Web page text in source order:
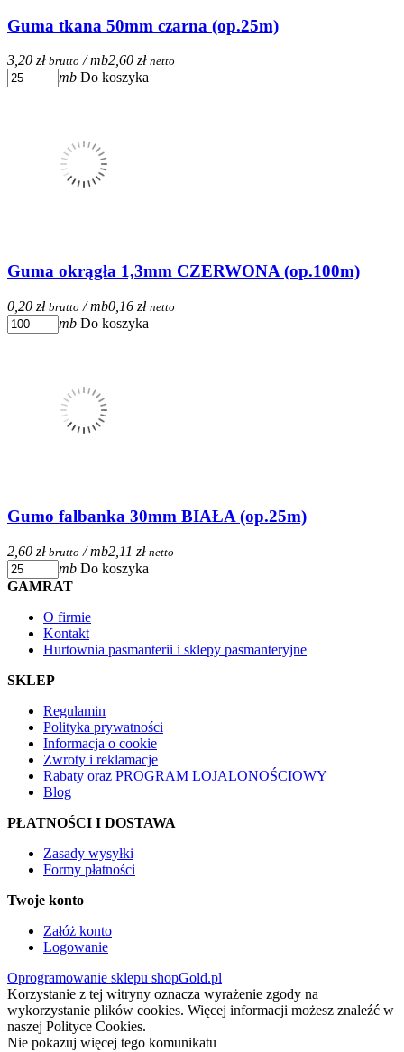
Guma tkana 50mm czarna (op.25m)
3,20 zł brutto / mb2,60 zł netto
mb Do koszyka
Guma okrągła 1,3mm CZERWONA (op.100m)
0,20 zł brutto / mb0,16 zł netto
mb Do koszyka
Gumo falbanka 30mm BIAŁA (op.25m)
2,60 zł brutto / mb2,11 zł netto
mb Do koszyka
GAMRAT
O firmie
Kontakt
Hurtownia pasmanterii i sklepy pasmanteryjne
SKLEP
Regulamin
Polityka prywatności
Informacja o cookie
Zwroty i reklamacje
Rabaty oraz PROGRAM LOJALONOŚCIOWY
Blog
PŁATNOŚCI I DOSTAWA
Zasady wysyłki
Formy płatności
Twoje konto
Załóż konto
Logowanie
Oprogramowanie sklepu shopGold.pl
Korzystanie z tej witryny oznacza wyrażenie zgody na
wykorzystanie plików cookies. Więcej informacji możesz znaleźć w
naszej Polityce Cookies.
Nie pokazuj więcej tego komunikatu